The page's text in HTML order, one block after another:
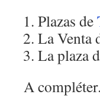
Plazas de
La Venta
La plaza
A compléter.